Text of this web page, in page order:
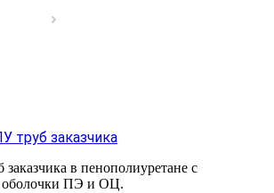
труб заказчика
заказчика в пенополиуретане с
оболочки ПЭ и ОЦ.